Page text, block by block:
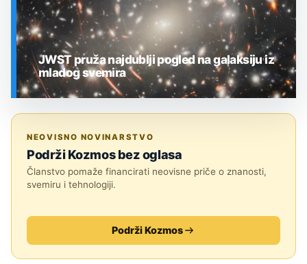
JWST pruža najdublji pogled na galaksiju iz
mladog svemira
NEOVISNO NOVINARSTVO
Podrži Kozmos bez oglasa
Članstvo pomaže financirati neovisne priče o znanosti,
svemiru i tehnologiji.
Podrži Kozmos